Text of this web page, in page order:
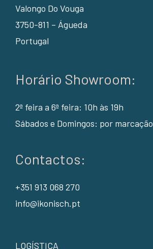
Valongo Do Vouga
3750-811 – Águeda
Portugal
Horário Showroom:
2ª feira a 6ª feira: 10h às 19h
Sábados e Domingos: por marcação
Contactos:
+351 913 068 270
info@ikonisch.pt
LOGÍSTICA